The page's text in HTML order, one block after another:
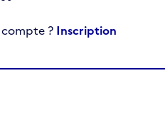
? Inscription